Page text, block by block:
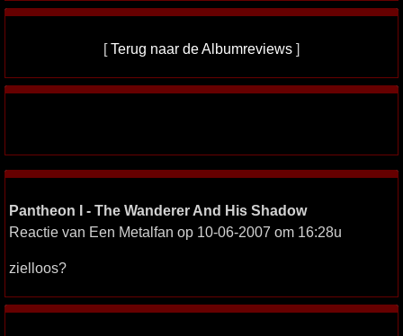
[Terug naar de Albumreviews ]
Pantheon I - The Wanderer And His Shadow
Reactie van Een Metalfan op 10-06-2007 om 16:28u
zielloos?